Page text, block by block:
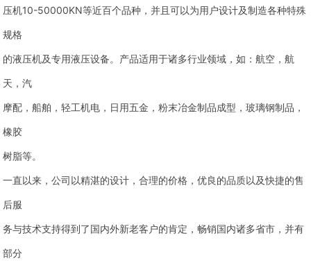
压机10-50000KN等近百个品种，并且可以为用户设计及制造各种特殊
规格
的液压机及专用液压设备。产品适用于诸多行业领域，如：航空，航
天，汽
摩配，船舶，轻工机电，日用五金，粉末冶金制品成型，玻璃钢制品，
橡胶
树脂等。
一直以来，公司以精湛的设计，合理的价格，优良的品质以及快捷的售
后服
务与技术支持得到了国内外新老客户的肯定，畅销国内诸多省市，并有
部分